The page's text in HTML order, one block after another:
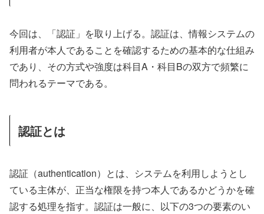
今回は、「認証」を取り上げる。認証は、情報システムの
利用者が本人であることを確認するための基本的な仕組み
であり、その方式や強度は科目A・科目Bの双方で頻繁に
問われるテーマである。
認証とは
認証（authentication）とは、システムを利用しようとし
ている主体が、正当な権限を持つ本人であるかどうかを確
認する処理を指す。認証は一般に、以下の3つの要素のい